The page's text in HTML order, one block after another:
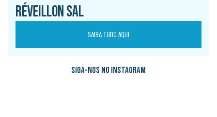
RÉVEILLON SAL
SAIBA TUDO AQUI
SIGA-NOS NO INSTAGRAM